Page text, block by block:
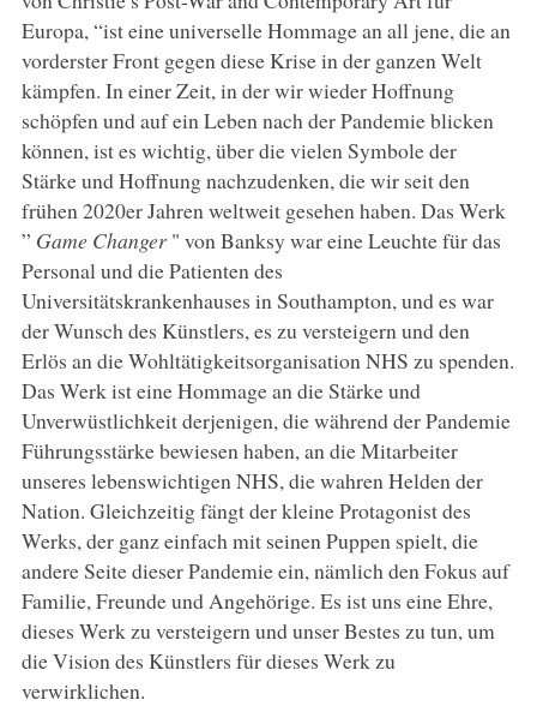
Europa, “ist eine universelle Hommage an all jene, die an
vorderster Front gegen diese Krise in der ganzen Welt
kämpfen. In einer Zeit, in der wir wieder Hoffnung
schöpfen und auf ein Leben nach der Pandemie blicken
können, ist es wichtig, über die vielen Symbole der
Stärke und Hoffnung nachzudenken, die wir seit den
frühen 2020er Jahren weltweit gesehen haben. Das Werk
” Game Changer" von Banksy war eine Leuchte für das
Personal und die Patienten des
Universitätskrankenhauses in Southampton, und es war
der Wunsch des Künstlers, es zu versteigern und den
Erlös an die Wohltätigkeitsorganisation NHS zu spenden.
Das Werk ist eine Hommage an die Stärke und
Unverwüstlichkeit derjenigen, die während der Pandemie
Führungsstärke bewiesen haben, an die Mitarbeiter
unseres lebenswichtigen NHS, die wahren Helden der
Nation. Gleichzeitig fängt der kleine Protagonist des
Werks, der ganz einfach mit seinen Puppen spielt, die
andere Seite dieser Pandemie ein, nämlich den Fokus auf
Familie, Freunde und Angehörige. Es ist uns eine Ehre,
dieses Werk zu versteigern und unser Bestes zu tun, um
die Vision des Künstlers für dieses Werk zu
verwirklichen.